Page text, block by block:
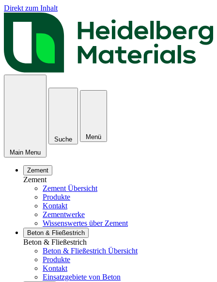
Direkt zum Inhalt
Main Menu
Suche Menü
Zement
Zement
Zement Übersicht
Produkte
Kontakt
Zementwerke
Wissenswertes über Zement
Beton & Fließestrich
Beton & Fließestrich
Beton & Fließestrich Übersicht
Produkte
Kontakt
Einsatzgebiete von Beton